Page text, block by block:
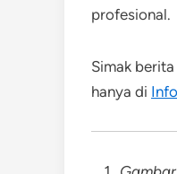
profesional.
Simak
hanya di